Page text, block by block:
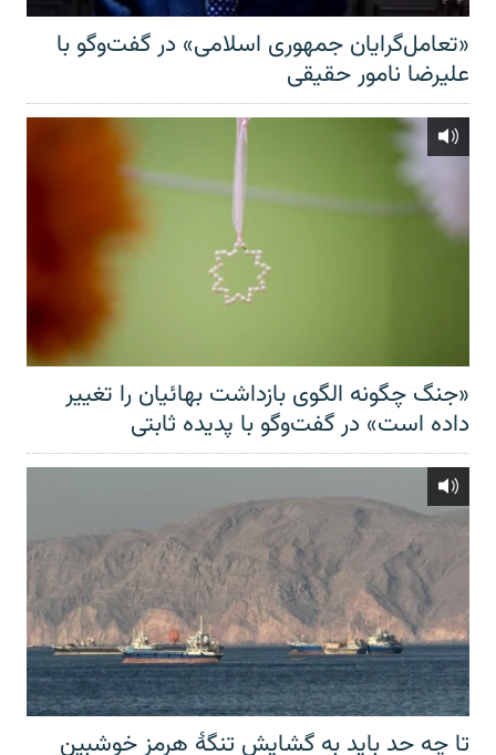
«تعامل‌گرایان جمهوری اسلامی» در گفت‌وگو با
علیرضا نامور حقیقی
«جنگ چگونه الگوی بازداشت بهائیان را تغییر
داده است» در گفت‌وگو با پدیده ثابتی
تا چه حد باید به گشایش تنگهٔ هرمز خوشبین